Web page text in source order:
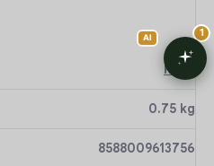
Káva
0.75 kg
8588009613756